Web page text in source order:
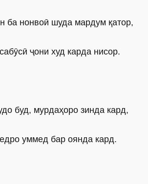
ба нонвоӣ шуда мардум қатор,
ҷони худ карда нисор.
буд, мурдаҳоро зинда кард,
уммед бар оянда кард.